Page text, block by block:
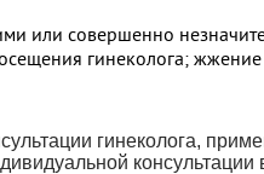
или совершенно
гинеколога;
гинеколога,
консультации